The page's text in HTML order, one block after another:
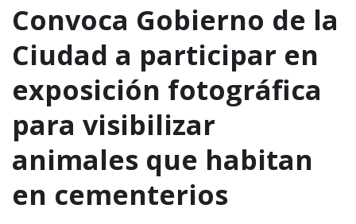
Convoca Gobierno de la
Ciudad a participar en
exposición fotográfica
para visibilizar
animales que habitan
en cementerios